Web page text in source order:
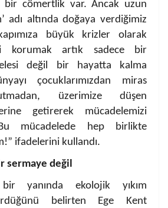
bir cömertlik var. Ancak uzun
adı altında doğaya verdiğimiz
büyük krizler olarak
korumak artık sadece bir
değil bir hayatta kalma
çocuklarımızdan miras
üzerimize düşen
getirerek mücadelemizi
mücadelede hep birlikte
ifadelerini kullandı.
sermaye değil
yanında ekolojik yıkım
belirten Ege Kent